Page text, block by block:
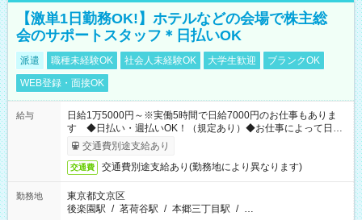
【激単1日勤務OK!】ホテルなどの会場で株主総
会のサポートスタッフ＊日払いOK
派遣 職種未経験OK 社会人未経験OK 大学生歓迎
ブランクOK
WEB登録・面接OK
給与
日給1万5000円～※実働5時間で日給7000円のお仕事もありま
す ◆日払い・週払いOK！（規定あり）◆お仕事によって日給
も異なります
交通費別途支給あり
交通費 交通費別途支給あり(勤務地により異なります)
勤務地
東京都文京区
後楽園駅 / 茗荷谷駅 / 本郷三丁目駅 / …